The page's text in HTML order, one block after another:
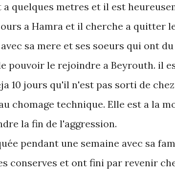
quelques metres et il est
a Hamra et il cherche a quitter
sa mere et ses soeurs qui ont
pouvoir le rejoindre a Beyrouth. il
10 jours qu'il n'est pas sorti de
chomage technique. Elle est a la
la fin de l'aggression.
pendant une semaine avec sa
conserves et ont fini par revenir